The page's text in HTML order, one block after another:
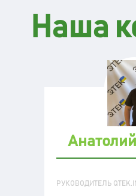
Наша
РУКОВОДИТЕЛЬ